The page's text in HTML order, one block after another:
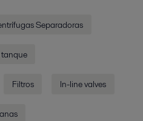
Separadoras
Filtros In-line valves